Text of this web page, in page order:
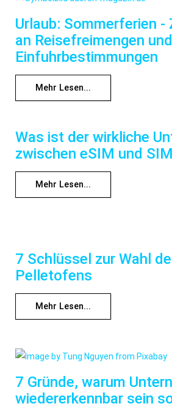
Urlaub: Sommerferien -
an Reisefreimengen und
Einfuhrbestimmungen
Mehr Lesen...
Was ist der wirkliche
zwischen eSIM und
Mehr Lesen...
7 Schlüssel zur Wahl
Pelletofens
Mehr Lesen...
7 Gründe, warum
wiedererkennbar sein